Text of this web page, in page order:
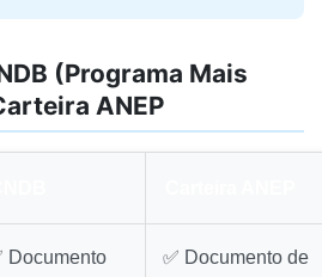
(Programa Mais
ANEP
Documento ✅ Documento de